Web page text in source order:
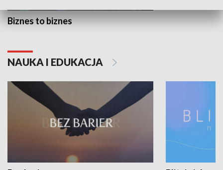
Biznes to biznes
NAUKA I EDUKACJA